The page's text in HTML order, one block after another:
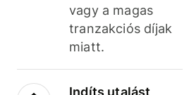
vagy a magas
tranzakciós díjak
miatt.
Indíts utalást